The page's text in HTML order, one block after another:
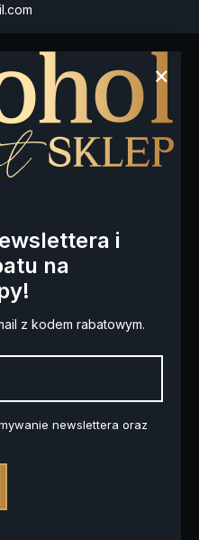
×
i
na
z kodem rabatowym.
newslettera oraz
się więcej o nas